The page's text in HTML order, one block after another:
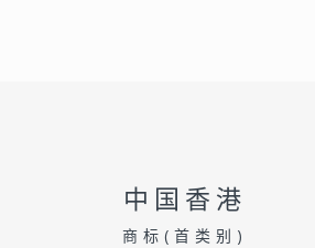
中国香港
商标(首类别)